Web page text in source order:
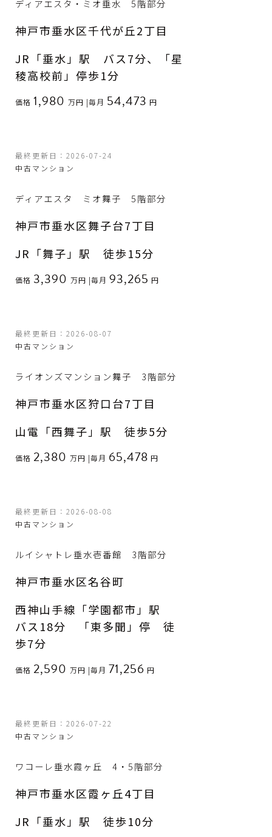
ディアエスタ・ミオ垂水 5階部分
神戸市垂水区千代が丘2丁目
JR「垂水」駅 バス7分、「星
稜高校前」停歩1分
価格 1,980 万円 |毎月 54,473 円
最終更新日：2026-07-24
中古マンション
ディアエスタ ミオ舞子 5階部分
神戸市垂水区舞子台7丁目
JR「舞子」駅 徒歩15分
価格 3,390 万円 |毎月 93,265 円
最終更新日：2026-08-07
中古マンション
ライオンズマンション舞子 3階部分
神戸市垂水区狩口台7丁目
山電「西舞子」駅 徒歩5分
価格 2,380 万円 |毎月 65,478 円
最終更新日：2026-08-08
中古マンション
ルイシャトレ垂水壱番館 3階部分
神戸市垂水区名谷町
西神山手線「学園都市」駅
バス18分 「東多聞」停 徒
歩7分
価格 2,590 万円 |毎月 71,256 円
最終更新日：2026-07-22
中古マンション
ワコーレ垂水霞ヶ丘 4・5階部分
神戸市垂水区霞ヶ丘4丁目
JR「垂水」駅 徒歩10分